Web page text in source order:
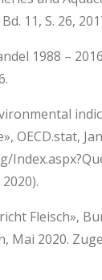
11, S. 26,
1988 –
OECD.stat,
Fleisch»,
Mai 2020.